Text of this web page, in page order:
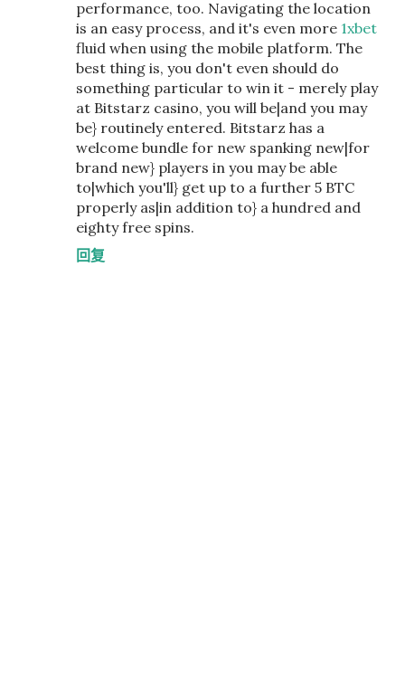
performance, too. Navigating the location
is an easy process, and it's even more 1xbet
fluid when using the mobile platform. The
best thing is, you don't even should do
something particular to win it - merely play
at Bitstarz casino, you will be|and you may
be} routinely entered. Bitstarz has a
welcome bundle for new spanking new|for
brand new} players in you may be able
to|which you'll} get up to a further 5 BTC
properly as|in addition to} a hundred and
eighty free spins.
回复